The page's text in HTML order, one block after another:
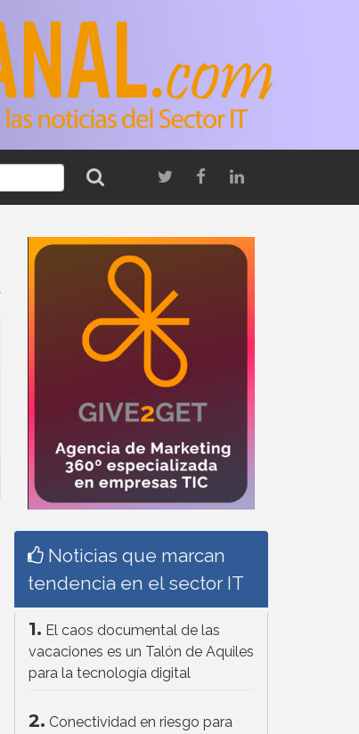
Noticias que marcan
tendencia en el sector IT
1. El caos documental de las
vacaciones es un Talón de Aquiles
para la tecnología digital
2. Conectividad en riesgo para